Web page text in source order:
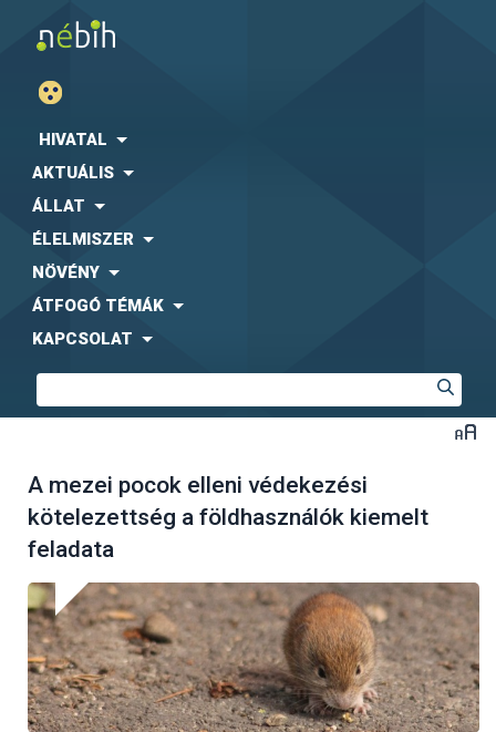
HIVATAL
AKTUÁLIS
ÁLLAT
ÉLELMISZER
NÖVÉNY
ÁTFOGÓ TÉMÁK
KAPCSOLAT
A mezei pocok elleni védekezési
kötelezettség a földhasználók kiemelt
feladata